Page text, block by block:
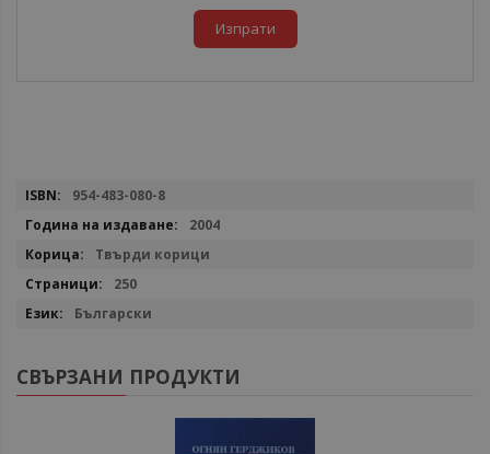
Изпрати
Повече
954-483-080-8
2004
Твърди корици
250
Български
СВЪРЗАНИ ПРОДУКТИ